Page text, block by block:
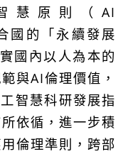
慧原則（AI
國的「永續發展
國內以人為本的
與AI倫理價值，
智慧科研發展指
依循，進一步積
倫理準則，跨部